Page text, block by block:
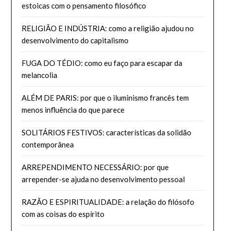
estoicas com o pensamento filosófico
RELIGIÃO E INDÚSTRIA: como a religião ajudou no
desenvolvimento do capitalismo
FUGA DO TÉDIO: como eu faço para escapar da
melancolia
ALÉM DE PARIS: por que o iluminismo francês tem
menos influência do que parece
SOLITÁRIOS FESTIVOS: características da solidão
contemporânea
ARREPENDIMENTO NECESSÁRIO: por que
arrepender-se ajuda no desenvolvimento pessoal
RAZÃO E ESPIRITUALIDADE: a relação do filósofo
com as coisas do espírito